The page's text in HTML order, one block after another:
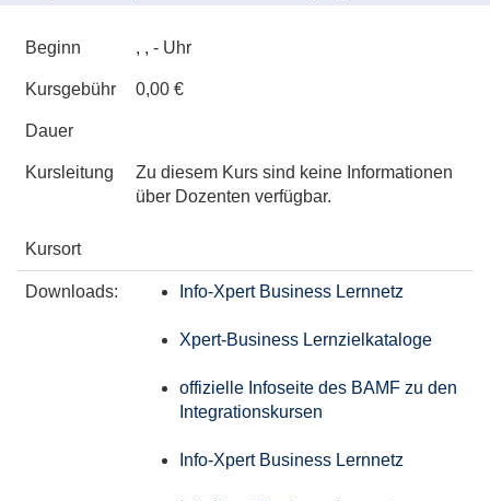
Beginn , , - Uhr
Kursgebühr 0,00 €
Dauer
Kursleitung
Zu diesem Kurs sind keine Informationen
über Dozenten verfügbar.
Kursort
Downloads: Info-Xpert Business Lernnetz
Xpert-Business Lernzielkataloge
offizielle Infoseite des BAMF zu den
Integrationskursen
Info-Xpert Business Lernnetz